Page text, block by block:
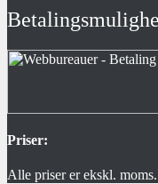
Priser:
Alle priser er ekskl. moms.